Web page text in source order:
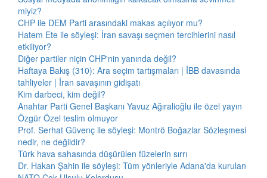
miyiz?
CHP ile DEM Parti arasındaki makas açılıyor mu?
Hatem Ete ile söyleşi: İran savaşı seçmen tercihlerini nasıl
etkiliyor?
Diğer partiler niçin CHP'nin yanında değil?
Haftaya Bakış (310): Ara seçim tartışmaları | İBB davasında
tahliyeler | İran savaşının gidişatı
Kim darbeci, kim değil?
Anahtar Parti Genel Başkanı Yavuz Ağıralioğlu ile özel yayın
Özgür Özel teslim olmuyor
Prof. Serhat Güvenç ile söyleşi: Montrö Boğazlar Sözleşmesi
nedir, ne değildir?
Türk hava sahasında düşürülen füzelerin sırrı
Dr. Hakan Şahin ile söyleşi: Tüm yönleriyle Adana'da kurulan